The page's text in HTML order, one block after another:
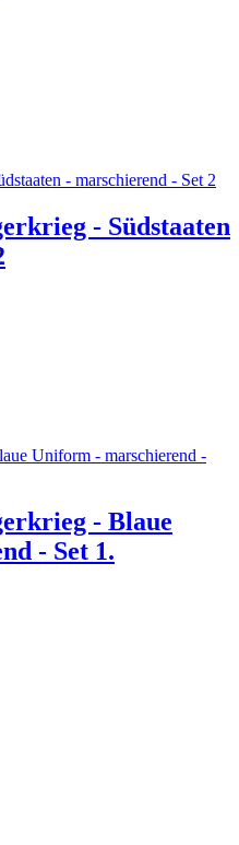
- Südstaaten
- Blaue
- Set 1.